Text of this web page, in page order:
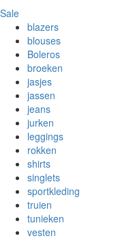
Sale
blazers
blouses
Boleros
broeken
jasjes
jassen
jeans
jurken
leggings
rokken
shirts
singlets
sportkleding
truien
tunieken
vesten